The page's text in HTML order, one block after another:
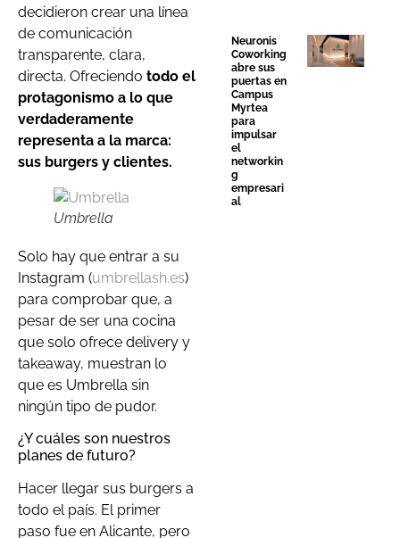
decidieron crear una línea
de comunicación
transparente, clara,
directa. Ofreciendo todo el
protagonismo a lo que
verdaderamente
representa a la marca:
sus burgers y clientes.
Umbrella
Solo hay que entrar a su
Instagram (umbrellash.es)
para comprobar que, a
pesar de ser una cocina
que solo ofrece delivery y
takeaway, muestran lo
que es Umbrella sin
ningún tipo de pudor.
¿Y cuáles son nuestros
planes de futuro?
Hacer llegar sus burgers a
todo el país. El primer
paso fue en Alicante, pero
Neuronis
Coworking
abre sus
puertas en
Campus
Myrtea
para
impulsar
el
networkin
g
empresari
al